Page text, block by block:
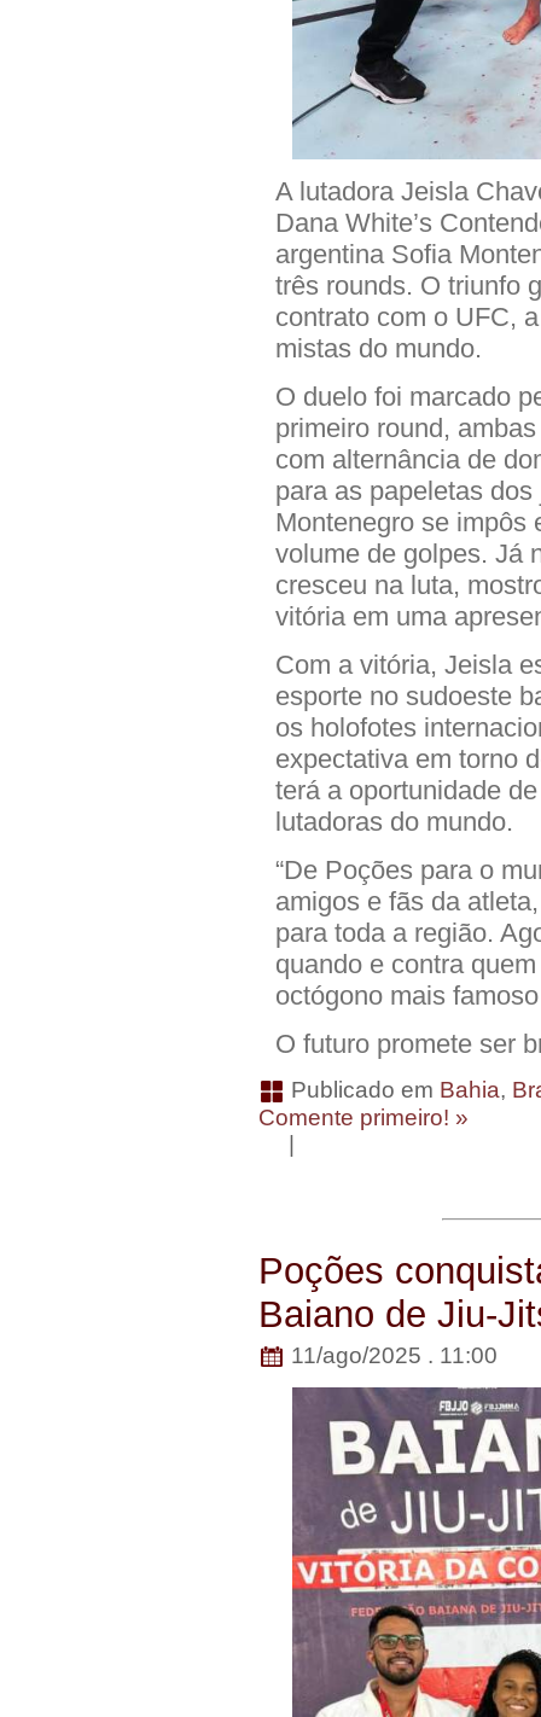
A lutadora Jeisla
Dana White’s
argentina Sofia
três rounds. O triunfo
contrato com o UFC,
mistas do mundo.
O duelo foi marcado
primeiro round,
com alternância de
para as papeletas
Montenegro se impôs
volume de golpes. Já
cresceu na luta,
vitória em uma
Com a vitória, Jeisla
esporte no sudoeste
os holofotes
expectativa em torno
terá a oportunidade
lutadoras do mundo.
“De Poções para o
amigos e fãs da
para toda a região.
quando e contra
octógono mais
O futuro promete ser
Publicado em Bahia,
Comente primeiro! »
|
Poções
Baiano de Jiu-
11/ago/2025 . 11:00